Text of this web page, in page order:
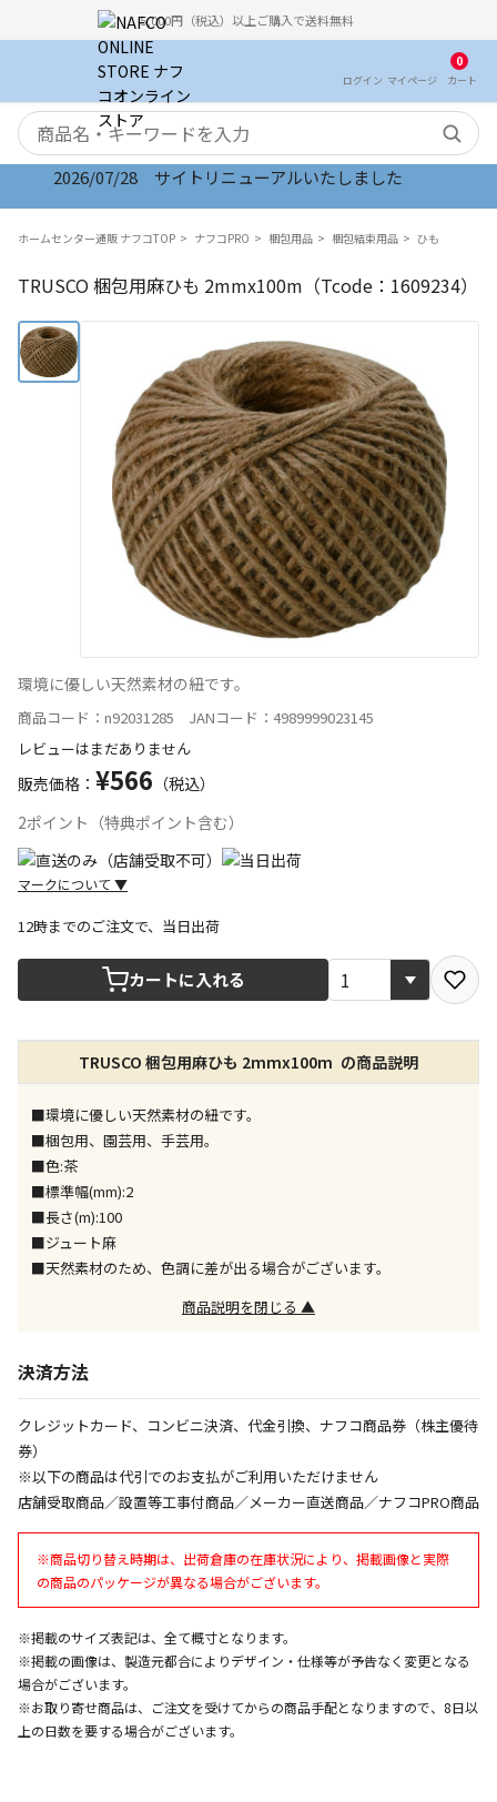
5,000円（税込）以上ご購入で送料無料
ログイン マイ ページ
0
カート
検索キーワード
2026/07/28 サイトリニューアルいたしました
ホームセンター通販 ナフコTOP ナフコPRO 梱包用品 梱包結束用品 ひも
TRUSCO 梱包用麻ひも 2mmx100m（Tcode：1609234）
環境に優しい天然素材の紐です。
商品コード：n92031285 JANコード：4989999023145
レビューはまだありません
販売価格： ¥566 （税込）
2ポイント（特典ポイント含む）
マークについて ▼
宅配や店舗受取を選択できる商品です
店舗のみで受取できる商品です（宅配便でのお届けが
できません）
※同時購入の商品は、全て同じ店舗での受取となりま
す
特定の店舗のみで受取ができる商品です（宅配便での
※同時購入の商品は、全て同じ店舗での受取となりま
す
委託業者によりお届けする商品です
※ほか商品との同時購入はできません。お手数です
が、ご購入手続きを分けてお買い求めください
※「宅配・店舗受取」「宅配のみ」マークの商品のみ
午前9時までのご注文確定した商品については、当日に
ため、通常よりお時間をいただく場合がございます。
また、日曜・祝日や年末年始などの長期休業期間中
は、休業明けからの出荷対応となります。
設置工事代金も含まれた商品です
12時までのご注文で、当日出荷
カートに入れる
TRUSCO 梱包用麻ひも 2mmx100m の商品説明
■環境に優しい天然素材の紐です。
■梱包用、園芸用、手芸用。
■色:茶
■標準幅(mm):2
■長さ(m):100
■ジュート麻
■天然素材のため、色調に差が出る場合がございます。
商品説明を閉じる ▲
決済方法
クレジットカード、コンビニ決済、代金引換、ナフコ商品券（株主優待
券）
※以下の商品は代引でのお支払がご利用いただけません
店舗受取商品／設置等工事付商品／メーカー直送商品／ナフコPRO商品
※商品切り替え時期は、出荷倉庫の在庫状況により、掲載画像と実際
の商品のパッケージが異なる場合がございます。
※掲載のサイズ表記は、全て概寸となります。
※掲載の画像は、製造元都合によりデザイン・仕様等が予告なく変更となる
場合がございます。
※お取り寄せ商品は、ご注文を受けてからの商品手配となりますので、8日以
上の日数を要する場合がございます。